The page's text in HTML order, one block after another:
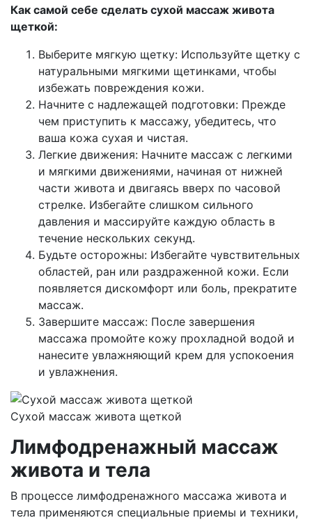
Как самой себе сделать сухой массаж живота
щеткой:
Выберите мягкую щетку: Используйте щетку с
натуральными мягкими щетинками, чтобы
избежать повреждения кожи.
Начните с надлежащей подготовки: Прежде
чем приступить к массажу, убедитесь, что
ваша кожа сухая и чистая.
Легкие движения: Начните массаж с легкими
и мягкими движениями, начиная от нижней
части живота и двигаясь вверх по часовой
стрелке. Избегайте слишком сильного
давления и массируйте каждую область в
течение нескольких секунд.
Будьте осторожны: Избегайте чувствительных
областей, ран или раздраженной кожи. Если
появляется дискомфорт или боль, прекратите
массаж.
Завершите массаж: После завершения
массажа промойте кожу прохладной водой и
нанесите увлажняющий крем для успокоения
и увлажнения.
Сухой массаж живота щеткой
Лимфодренажный массаж
живота и тела
В процессе лимфодренажного массажа живота и
тела применяются специальные приемы и техники,